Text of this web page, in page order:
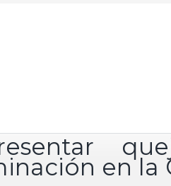
en la